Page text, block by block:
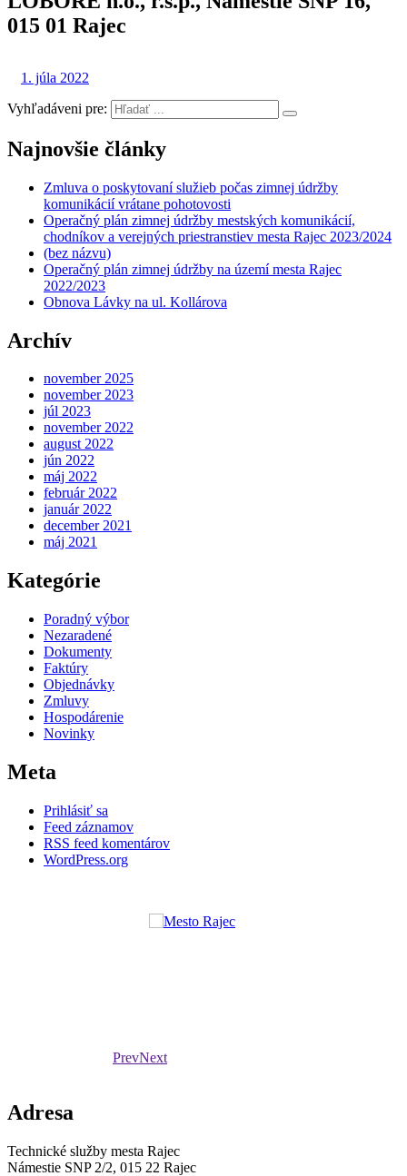
015 01 Rajec
1. júla 2022
Vyhľadáveni pre:
Najnovšie články
Zmluva o poskytovaní služieb počas zimnej údržby
komunikácií vrátane pohotovosti
Operačný plán zimnej údržby mestských komunikácií,
chodníkov a verejných priestranstiev mesta Rajec 2023/2024
(bez názvu)
Operačný plán zimnej údržby na území mesta Rajec
2022/2023
Obnova Lávky na ul. Kollárova
Archív
november 2025
november 2023
júl 2023
november 2022
august 2022
jún 2022
máj 2022
február 2022
január 2022
december 2021
máj 2021
Kategórie
Poradný výbor
Nezaradené
Dokumenty
Faktúry
Objednávky
Zmluvy
Hospodárenie
Novinky
Meta
Prihlásiť sa
Feed záznamov
RSS feed komentárov
WordPress.org
PrevNext
Adresa
Technické služby mesta Rajec
Námestie SNP 2/2, 015 22 Rajec